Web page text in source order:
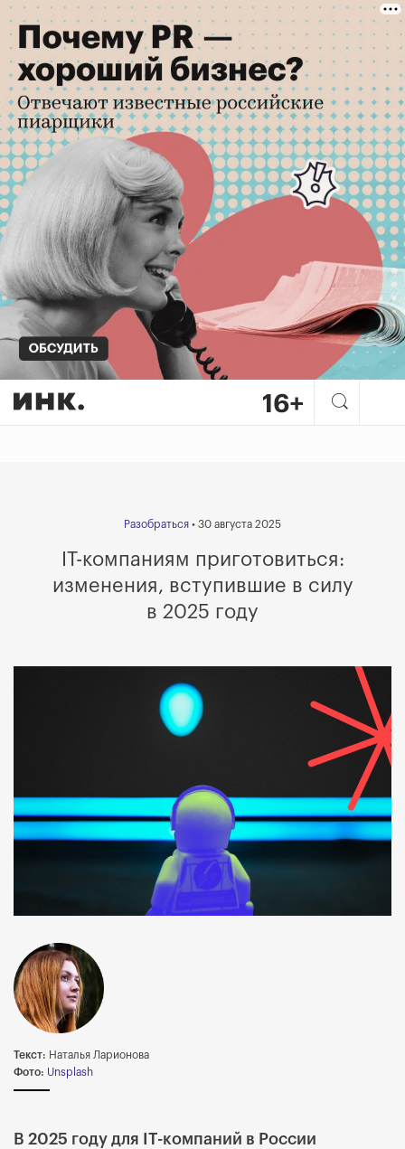
IT-компаниям
Разобраться • 30 августа 2025
IT-компаниям приготовиться:
изменения, вступившие в силу
в 2025 году
Текст: Наталья Ларионова
Фото: Unsplash
В 2025 году для IT-компаний в России